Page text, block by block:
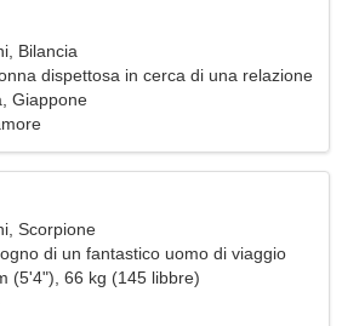
Bilancia
dispettosa in cerca di una relazione
Giappone
Scorpione
di un fantastico uomo di viaggio
(5'4"), 66 kg (145 libbre)